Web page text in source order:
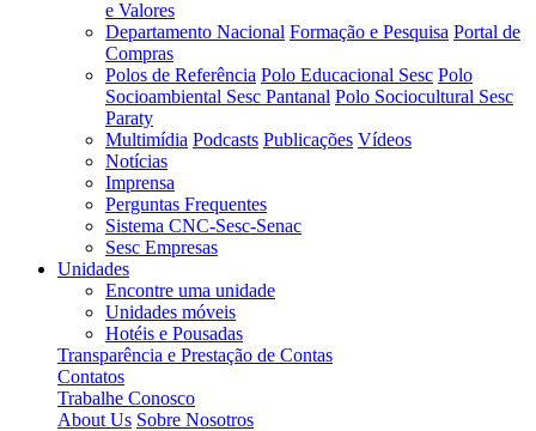
e Valores
Departamento Nacional Formação e Pesquisa Portal de
Compras
Polos de Referência Polo Educacional Sesc Polo
Socioambiental Sesc Pantanal Polo Sociocultural Sesc
Paraty
Multimídia Podcasts Publicações Vídeos
Notícias
Imprensa
Perguntas Frequentes
Sistema CNC-Sesc-Senac
Sesc Empresas
Unidades
Encontre uma unidade
Unidades móveis
Hotéis e Pousadas
Transparência e Prestação de Contas
Contatos
Trabalhe Conosco
About Us Sobre Nosotros